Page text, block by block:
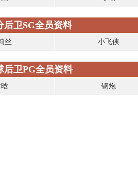
后卫SG全员资料
丝 小飞侠
后卫PG全员资料
钢炮